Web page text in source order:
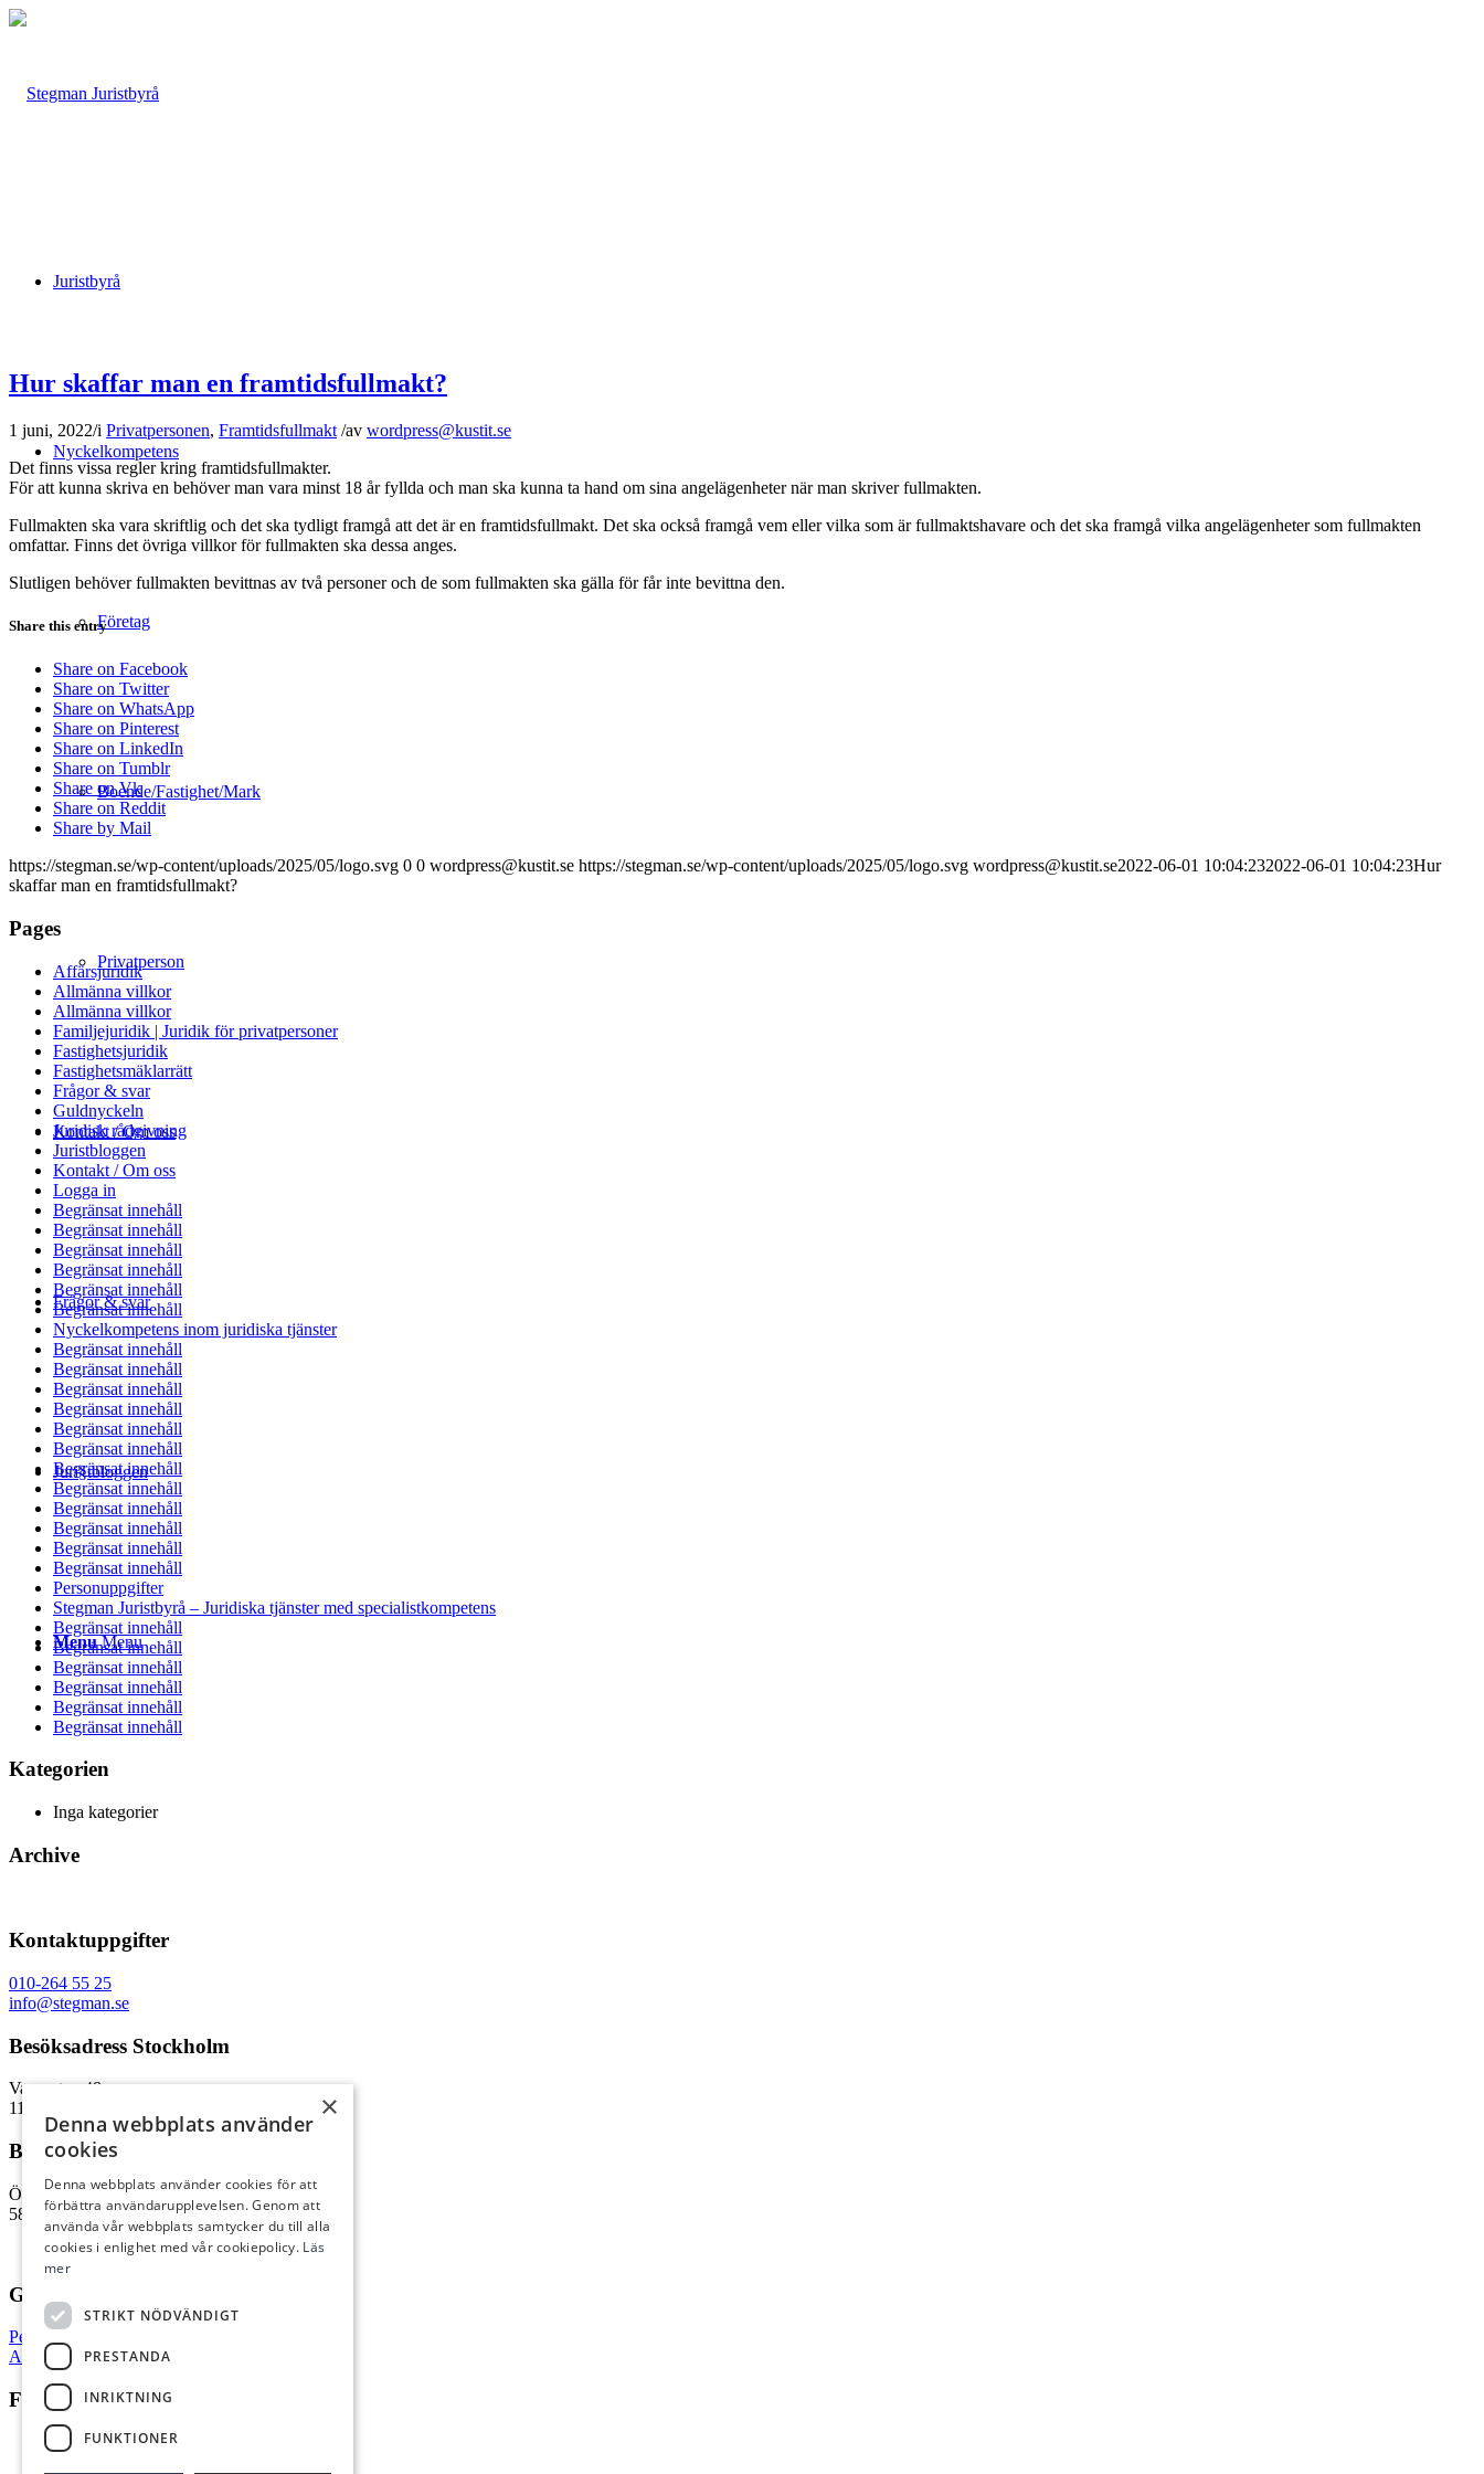
Juristbyrå
Nyckelkompetens
Företag
Boende/Fastighet/Mark
Privatperson
Kontakt / Om oss
Frågor & svar
Juri§tbloggen
Menu Menu
Hur skaffar man en framtidsfullmakt?
1 juni, 2022/i Privatpersonen, Framtidsfullmakt /av wordpress@kustit.se
Det finns vissa regler kring framtidsfullmakter.
För att kunna skriva en behöver man vara minst 18 år fyllda och man ska kunna ta hand om sina angelägenheter när man skriver fullmakten.
Fullmakten ska vara skriftlig och det ska tydligt framgå att det är en framtidsfullmakt. Det ska också framgå vem eller vilka som är fullmaktshavare och det ska framgå vilka angelägenheter som fullmakten
omfattar. Finns det övriga villkor för fullmakten ska dessa anges.
Slutligen behöver fullmakten bevittnas av två personer och de som fullmakten ska gälla för får inte bevittna den.
Share this entry
Share on Facebook
Share on Twitter
Share on WhatsApp
Share on Pinterest
Share on LinkedIn
Share on Tumblr
Share on Vk
Share on Reddit
Share by Mail
https://stegman.se/wp-content/uploads/2025/05/logo.svg 0 0 wordpress@kustit.se https://stegman.se/wp-content/uploads/2025/05/logo.svg wordpress@kustit.se2022-06-01 10:04:232022-06-01 10:04:23Hur
skaffar man en framtidsfullmakt?
Pages
Affärsjuridik
Allmänna villkor
Allmänna villkor
Familjejuridik | Juridik för privatpersoner
Fastighetsjuridik
Fastighetsmäklarrätt
Frågor & svar
Guldnyckeln
Juridisk rådgivning
Juristbloggen
Kontakt / Om oss
Logga in
Begränsat innehåll
Begränsat innehåll
Begränsat innehåll
Begränsat innehåll
Begränsat innehåll
Begränsat innehåll
Nyckelkompetens inom juridiska tjänster
Begränsat innehåll
Begränsat innehåll
Begränsat innehåll
Begränsat innehåll
Begränsat innehåll
Begränsat innehåll
Begränsat innehåll
Begränsat innehåll
Begränsat innehåll
Begränsat innehåll
Begränsat innehåll
Begränsat innehåll
Personuppgifter
Stegman Juristbyrå – Juridiska tjänster med specialistkompetens
Begränsat innehåll
Begränsat innehåll
Begränsat innehåll
Begränsat innehåll
Begränsat innehåll
Begränsat innehåll
Kategorien
Inga kategorier
Archive
Kontaktuppgifter
010-264 55 25
info@stegman.se
Besöksadress Stockholm
Vasagatan 48
111 20 Stockholm
Besöksadress Linköping
Östgötagatan 55a
582 55 Linköping
GDPR / Villkor
Personuppgifter
Allmänna villkor
Följ oss
×
Denna webbplats använder
cookies
Denna webbplats använder cookies för att
förbättra användarupplevelsen. Genom att
använda vår webbplats samtycker du till alla
cookies i enlighet med vår cookiepolicy. Läs
mer
STRIKT NÖDVÄNDIGT
PRESTANDA
INRIKTNING
FUNKTIONER